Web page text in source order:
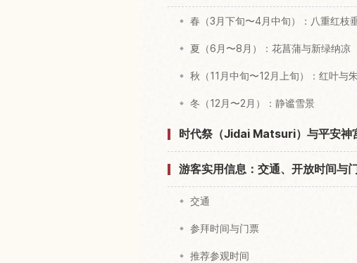
春（3月下旬〜4月中旬）：八重红枝
夏（6月〜8月）：花菖蒲与新绿纳凉
秋（11月中旬〜12月上旬）：红叶与
冬（12月〜2月）：静谧雪景
时代祭（Jidai Matsuri）与平安神
游客实用信息：交通、开放时间与
交通
参拜时间与门票
推荐参观时间